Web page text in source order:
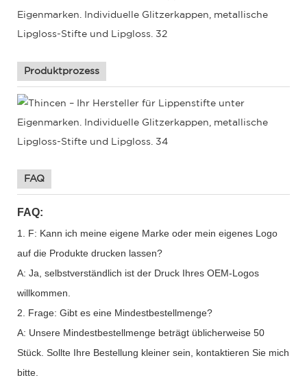
Produktprozess
FAQ
FAQ:
1. F: Kann ich meine eigene Marke oder mein eigenes Logo
auf die Produkte drucken lassen?
A: Ja, selbstverständlich ist der Druck Ihres OEM-Logos
willkommen.
2. Frage: Gibt es eine Mindestbestellmenge?
A: Unsere Mindestbestellmenge beträgt üblicherweise 50
Stück. Sollte Ihre Bestellung kleiner sein, kontaktieren Sie mich
bitte.